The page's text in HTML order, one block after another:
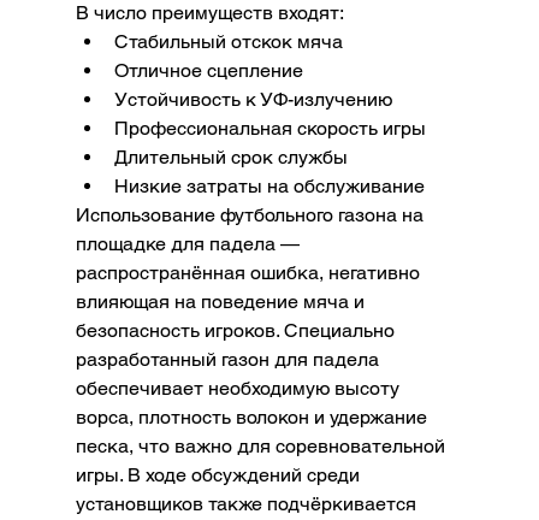
В число преимуществ входят:
Стабильный отскок мяча
Отличное сцепление
Устойчивость к УФ-излучению
Профессиональная скорость игры
Длительный срок службы
Низкие затраты на обслуживание
Использование футбольного газона на
площадке для падела —
распространённая ошибка, негативно
влияющая на поведение мяча и
безопасность игроков. Специально
разработанный газон для падела
обеспечивает необходимую высоту
ворса, плотность волокон и удержание
песка, что важно для соревновательной
игры. В ходе обсуждений среди
установщиков также подчёркивается